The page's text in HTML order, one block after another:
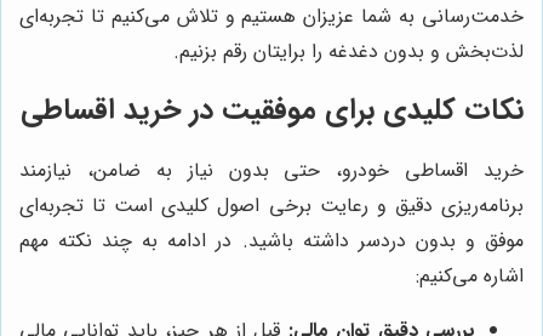
خدمت‌رسانی به شما عزیزان هستیم و تلاش می‌کنیم تا تجربه‌ای
لذت‌بخش و بدون دغدغه را برایتان رقم بزنیم.
نکات کلیدی برای موفقیت در خرید اقساطی
خرید اقساطی خودرو، حتی بدون نیاز به ضامن، نیازمند
برنامه‌ریزی دقیق و رعایت برخی اصول کلیدی است تا تجربه‌ای
موفق و بدون دردسر داشته باشید. در ادامه به چند نکته مهم
اشاره می‌کنیم: